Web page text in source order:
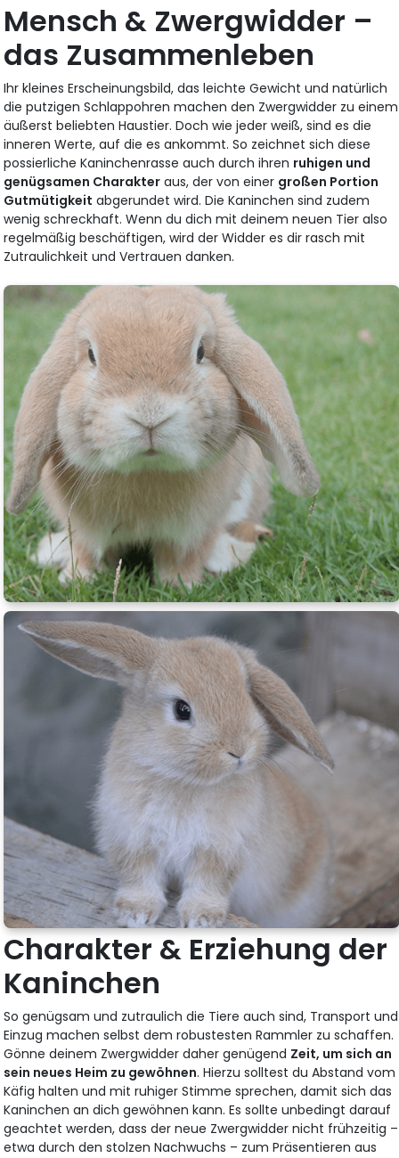
Mensch & Zwergwidder –
das Zusammenleben
Ihr kleines Erscheinungsbild, das leichte Gewicht und natürlich
die putzigen Schlappohren machen den Zwergwidder zu einem
äußerst beliebten Haustier. Doch wie jeder weiß, sind es die
inneren Werte, auf die es ankommt. So zeichnet sich diese
possierliche Kaninchenrasse auch durch ihren ruhigen und
genügsamen Charakter aus, der von einer großen Portion
Gutmütigkeit abgerundet wird. Die Kaninchen sind zudem
wenig schreckhaft. Wenn du dich mit deinem neuen Tier also
regelmäßig beschäftigen, wird der Widder es dir rasch mit
Zutraulichkeit und Vertrauen danken.
Charakter & Erziehung der
Kaninchen
So genügsam und zutraulich die Tiere auch sind, Transport und
Einzug machen selbst dem robustesten Rammler zu schaffen.
Gönne deinem Zwergwidder daher genügend Zeit, um sich an
sein neues Heim zu gewöhnen. Hierzu solltest du Abstand vom
Käfig halten und mit ruhiger Stimme sprechen, damit sich das
Kaninchen an dich gewöhnen kann. Es sollte unbedingt darauf
geachtet werden, dass der neue Zwergwidder nicht frühzeitig –
etwa durch den stolzen Nachwuchs – zum Präsentieren aus